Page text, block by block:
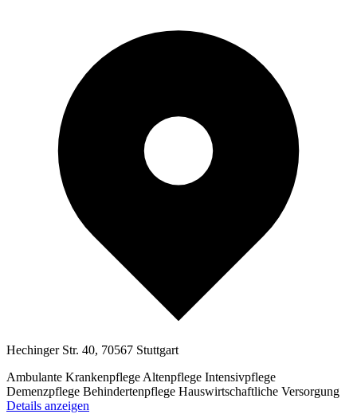
Hechinger Str. 40, 70567 Stuttgart
Ambulante KrankenpflegeAltenpflege Intensivpflege
Demenzpflege Behindertenpflege Hauswirtschaftliche Versorgung
Details anzeigen